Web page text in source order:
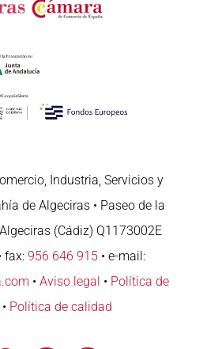
Industria, Servicios y
de Algeciras • Paseo de la
(Cádiz) Q1173002E
fax: 956 646 915• e-mail:
• Aviso legal • Política de
• Política de calidad